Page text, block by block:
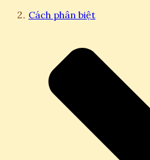
Cách phân biệt